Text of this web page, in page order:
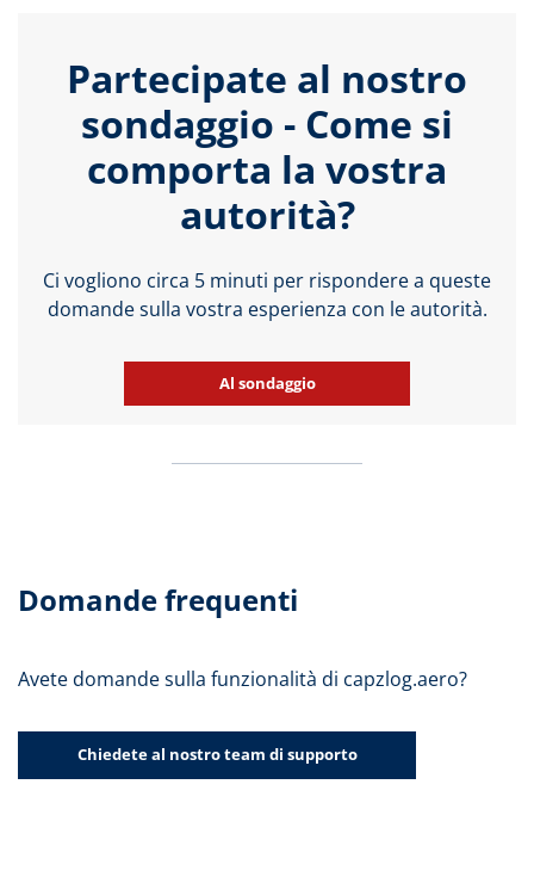
Partecipate al nostro
sondaggio - Come si
comporta la vostra
autorità?
Ci vogliono circa 5 minuti per rispondere a queste
domande sulla vostra esperienza con le autorità.
Al sondaggio
Domande frequenti
Avete domande sulla funzionalità di capzlog.aero?
Chiedete al nostro team di supporto